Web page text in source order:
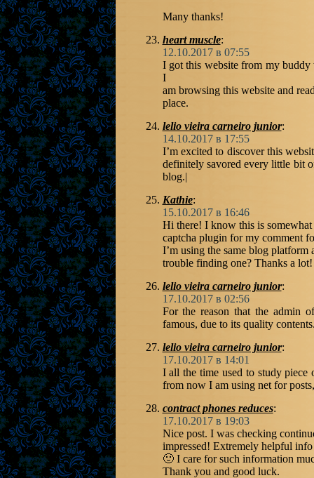
Many thanks!
heart muscle:
12.10.2017 в 07:55
I got this website from my buddy
I
am browsing this website and
place.
lelio vieira carneiro junior:
14.10.2017 в 17:55
I’m excited to discover this
definitely savored every little bit
blog.|
Kathie:
15.10.2017 в 16:46
Hi there! I know this is
captcha plugin for my comment
I’m using the same blog platform
trouble finding one? Thanks a lot!
lelio vieira carneiro junior:
17.10.2017 в 02:56
For the reason that the admin
famous, due to its quality
lelio vieira carneiro junior:
17.10.2017 в 14:01
I all the time used to study
from now I am using net for
contract phones reduces:
17.10.2017 в 19:03
Nice post. I was checking
impressed! Extremely helpful
🙂 I care for such information
Thank you and good luck.